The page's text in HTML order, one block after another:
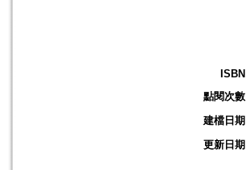
ISBN
點閱次數
建檔日期
更新日期